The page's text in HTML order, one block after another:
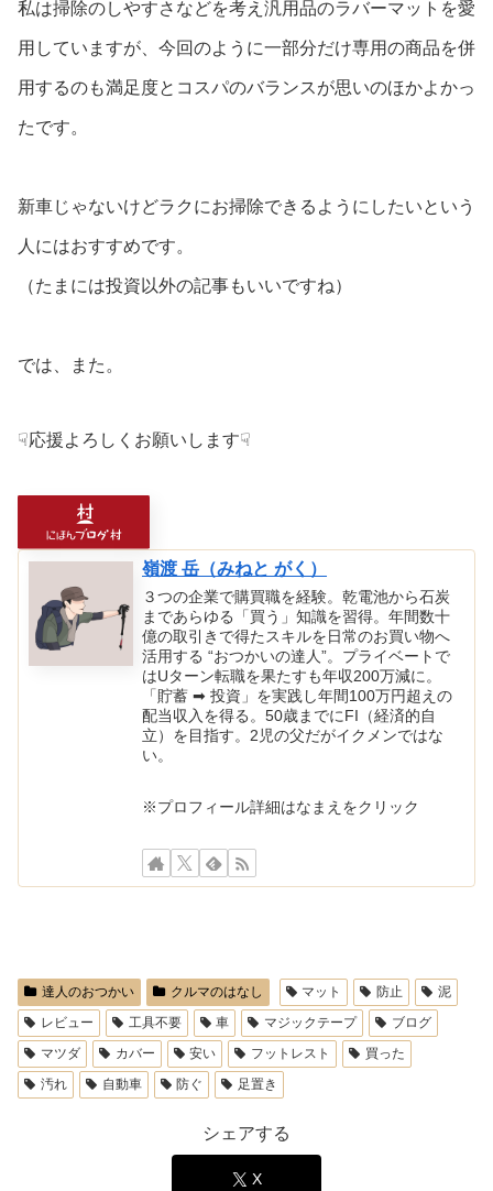
私は掃除のしやすさなどを考え汎用品のラバーマットを愛
用していますが、今回のように一部分だけ専用の商品を併
用するのも満足度とコスパのバランスが思いのほかよかっ
たです。
新車じゃないけどラクにお掃除できるようにしたいという
人にはおすすめです。
（たまには投資以外の記事もいいですね）
では、また。
☟応援よろしくお願いします☟
嶺渡 岳（みねと がく）
３つの企業で購買職を経験。乾電池から石炭
まであらゆる「買う」知識を習得。年間数十
億の取引きで得たスキルを日常のお買い物へ
活用する “おつかいの達人”。プライベートで
はUターン転職を果たすも年収200万減に。
「貯蓄 ➡ 投資」を実践し年間100万円超えの
配当収入を得る。50歳までにFI（経済的自
立）を目指す。2児の父だがイクメンではな
い。
※プロフィール詳細はなまえをクリック
達人のおつかい クルマのはなし マット 防止
泥
レビュー
工具不要 車 マジックテープ
ブログ
マツダ
カバー 安い フットレスト
買った
汚れ
自動車 防ぐ 足置き
シェアする
X